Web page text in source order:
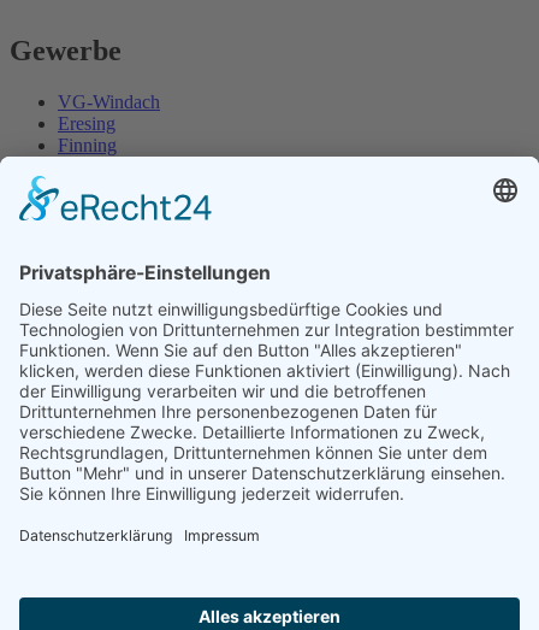
Gewerbe
VG-Windach
Eresing
Finning
VG-Windach
Eresing
Impressum
Impressum
Datenschutz
Frau Christiane Freisleder
Erste Bürgermeisterin Windach
Von-Pfetten-Füll-Platz 1
86949 Windach
Telefon:08193/9305-0
Bitte vereinbaren Sie telefonisch einen Termin!